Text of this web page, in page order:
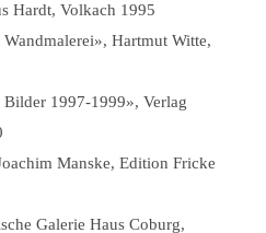
Hardt, Volkach 1995
Hartmut Witte,
1997-1999», Verlag
Manske, Edition Fricke
Galerie Haus Coburg,